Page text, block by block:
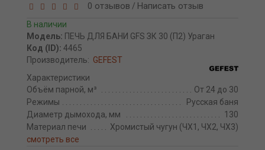
0 отзывов / Написать отзыв
В наличии
Модель: ПЕЧЬ ДЛЯ БАНИ GFS ЗК 30 (П2) Ураган
Код (ID): 4465
Производитель: GEFEST
Характеристики
Объём парной, м³
От 24 до 30
Режимы
Русская баня
Диаметр дымохода, мм
130
Материал печи
Хромистый чугун (ЧХ1, ЧХ2, ЧХ3)
смотреть все